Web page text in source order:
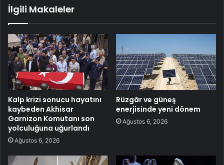
İlgili Makaleler
Kalp krizi sonucu hayatını
kaybeden Akhisar
Garnizon Komutanı son
yolculuğuna uğurlandı
Ağustos 6, 2026
Rüzgâr ve güneş
enerjisinde yeni dönem
Ağustos 6, 2026